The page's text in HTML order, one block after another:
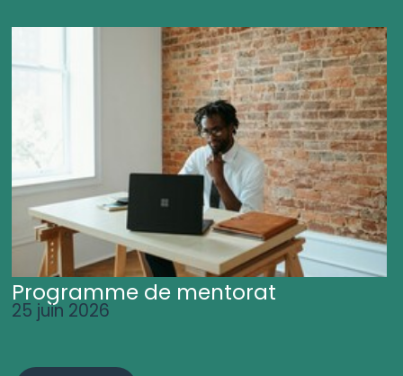
Programme de mentorat
25 juin 2026